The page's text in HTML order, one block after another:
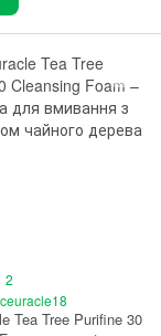
2
Tea Tree Purifine 30